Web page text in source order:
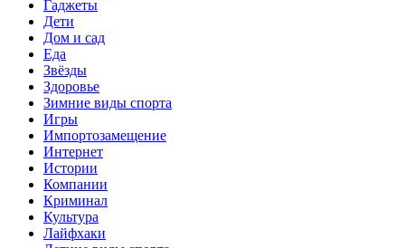
Гаджеты
Дети
Дом и сад
Еда
Звёзды
Здоровье
Зимние виды спорта
Игры
Импортозамещение
Интернет
Истории
Компании
Криминал
Культура
Лайфхаки